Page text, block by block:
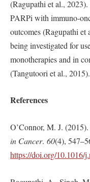
(Ragupathi et al.,
PARPi with immuno-
outcomes (Ragupathi
being investigated for
monotherapies and in
(Tangutoori et al., 2015).
References
O’Connor, M. J. (2015).
in Cancer. 60(4),
https://doi.org/10.1016/